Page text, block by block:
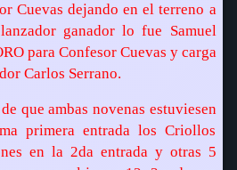
Cuevas dejando en el terreno a
ganador lo fue Samuel
para Confesor Cuevas y carga
Carlos Serrano.
que ambas novenas estuviesen
primera entrada los Criollos
en la 2da entrada y otras 5